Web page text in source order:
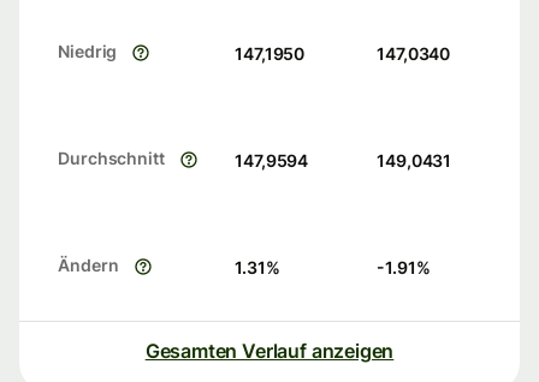
Niedrig 147,1950 147,0340
Durchschnitt 147,9594 149,0431
Ändern 1.31% -1.91%
Gesamten Verlauf anzeigen